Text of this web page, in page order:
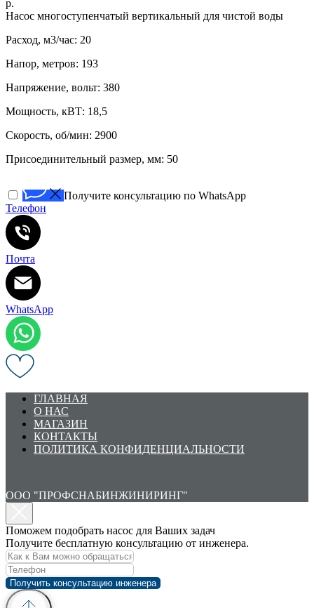
р.
Нacоc многоступенчатый вертикaльный для чистoй воды
Расход, м3/час: 20
Напор, метров: 193
Напряжение, вольт: 380
Мощность, кВТ: 18,5
Скорость, об/мин: 2900
Присоединительный размер, мм: 50
Получите консультацию по WhatsApp
Телефон
Почта
WhatsApp
ГЛАВНАЯ
О НАС
МАГАЗИН
КОНТАКТЫ
ПОЛИТИКА КОНФИДЕНЦИАЛЬНОСТИ
ООО "ПРОФСНАБИНЖИНИРИНГ"
Поможем подобрать насос для Ваших задач
Получите бесплатную консультацию от инженера.
Получить консультацию инженера